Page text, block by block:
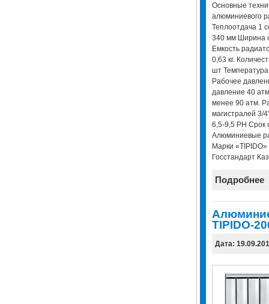
Основные
алюминиевого
Теплоотдача 1
340 мм Ширина
Емкость
0,63 кг.
шт
Рабочее
давление 40
менее 90 атм.
магистралей 3/
6,5-9,5 РH Срок
Алюминиевые
Марки
Госстандарт
Подробнее
TIPIDO-
Дата: